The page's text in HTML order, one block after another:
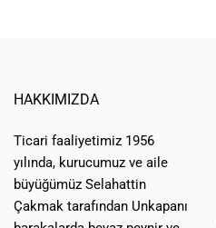
HAKKIMIZDA
Ticari faaliyetimiz 1956
yılında, kurucumuz ve aile
büyüğümüz Selahattin
Çakmak tarafından Unkapanı